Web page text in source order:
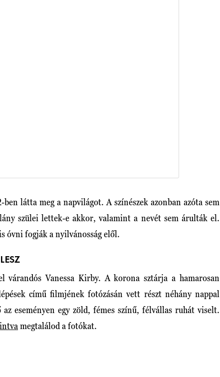
látta meg a napvilágot. A színészek azonban azóta sem
szülei lettek-e akkor, valamint a nevét sem árulták el.
óvni fogják a nyilvánosság elől.
Vanessa Kirby. A korona sztárja a hamarosan
című filmjének fotózásán vett részt néhány nappal
eseményen egy zöld, fémes színű, félvállas ruhát viselt.
megtalálod a fotókat.